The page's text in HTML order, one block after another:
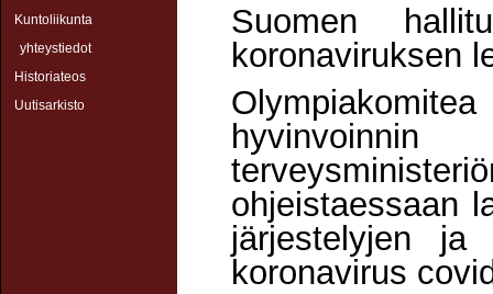
Kuntoliikunta
yhteystiedot
Historiateos
Uutisarkisto
Suomen
koronaviruksen
ohjeistaessaan
järjestelyjen ja
koronavirus